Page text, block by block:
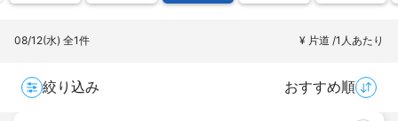
08/12(水) 全1件 ¥ 片道 /1人あたり
絞り込み おすすめ順